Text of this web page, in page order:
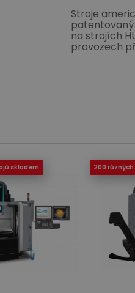
Stroje
patentovaný
na strojích
provozech
skladem 200